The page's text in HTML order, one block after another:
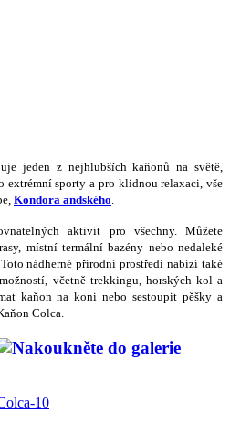
jeden z nejhlubších kaňonů na světě,
extrémní sporty a pro klidnou relaxaci, vše
Kondora andského
aktivit pro všechny. Můžete
místní termální bazény nebo nedaleké
nádherné přírodní prostředí nabízí také
včetně trekkingu, horských kol a
kaňon na koni nebo sestoupit pěšky a
Colca.